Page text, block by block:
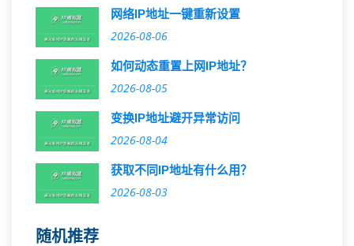
网络IP地址一键重新设置
2026-08-06
如何动态重置上网IP地址？
2026-08-05
变换IP地址避开异常访问
2026-08-04
获取不同IP地址有什么用？
2026-08-03
随机推荐